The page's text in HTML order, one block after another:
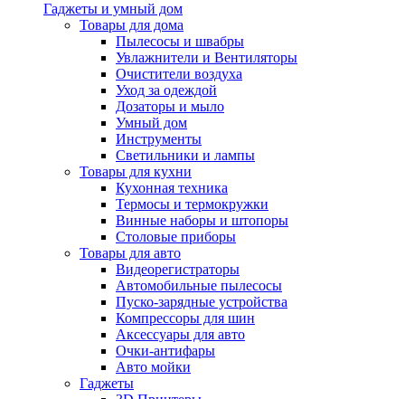
Гаджеты и умный дом
Товары для дома
Пылесосы и швабры
Увлажнители и Вентиляторы
Очистители воздуха
Уход за одеждой
Дозаторы и мыло
Умный дом
Инструменты
Светильники и лампы
Товары для кухни
Кухонная техника
Термосы и термокружки
Винные наборы и штопоры
Столовые приборы
Товары для авто
Видеорегистраторы
Автомобильные пылесосы
Пуско-зарядные устройства
Компрессоры для шин
Аксессуары для авто
Очки-антифары
Авто мойки
Гаджеты